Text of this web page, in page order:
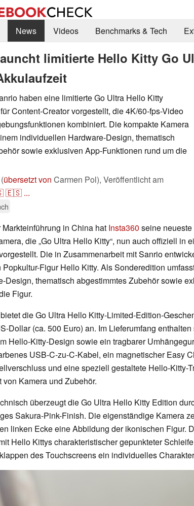
News Videos Benchmarks & Tech
limitierte Hello Kitty Go
haben eine limitierte Go Ultra Hello Kitty
Content-Creator vorgestellt, die 4K/60-fps-Video
kombiniert. Die kompakte Kamera
individuellen Hardware-Design, thematisch
sowie exklusiven App-Funktionen rund um die
übersetzt von Carmen Pol), Veröffentlicht am
🇪🇸 ...
Markteinführung in China hat Insta360 seine neueste
die „Go Ultra Hello Kitty“, nun auch offiziell in
Die in Zusammenarbeit mit Sanrio
Popkultur-Figur Hello Kitty. Als Sonderedition
Design, thematisch abgestimmtes Zubehör sowie
Figur.
die Go Ultra Hello Kitty-Limited-Edition-
Dollar (ca. 500 Euro) an. Im Lieferumfang
Hello-Kitty-Design sowie ein tragbarer
USB-C-zu-C-Kabel, ein magnetischer Easy
und eine speziell gestaltete Hello-Kitty-
von Kamera und Zubehör.
überzeugt die Go Ultra Hello Kitty Edition
Sakura-Pink-Finish. Die eigenständige Kamera
linken Ecke eine Abbildung der ikonischen Figur.
Hello Kittys charakteristischer gepunkteter
des Touchscreens ein individuelles